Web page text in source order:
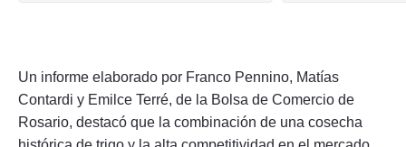
Un informe elaborado por Franco Pennino, Matías
Contardi y Emilce Terré, de la Bolsa de Comercio de
Rosario, destacó que la combinación de una cosecha